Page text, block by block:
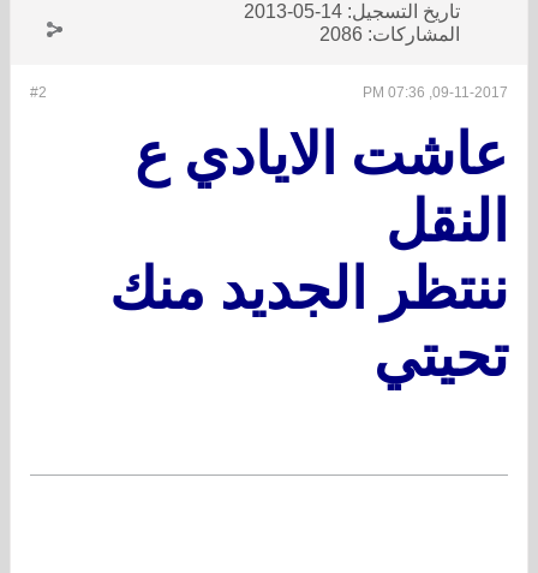
تاريخ التسجيل: 14-05-2013
المشاركات: 2086
#2 09-11-2017, 07:36 PM
عاشت الايادي ع
النقل
ننتظر الجديد منك
تحيتي